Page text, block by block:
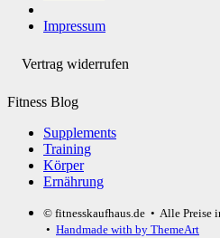
Impressum
Vertrag widerrufen
Fitness Blog
Supplements
Training
Körper
Ernährung
© fitnesskaufhaus.de • Alle Preise
• Handmade with by ThemeArt